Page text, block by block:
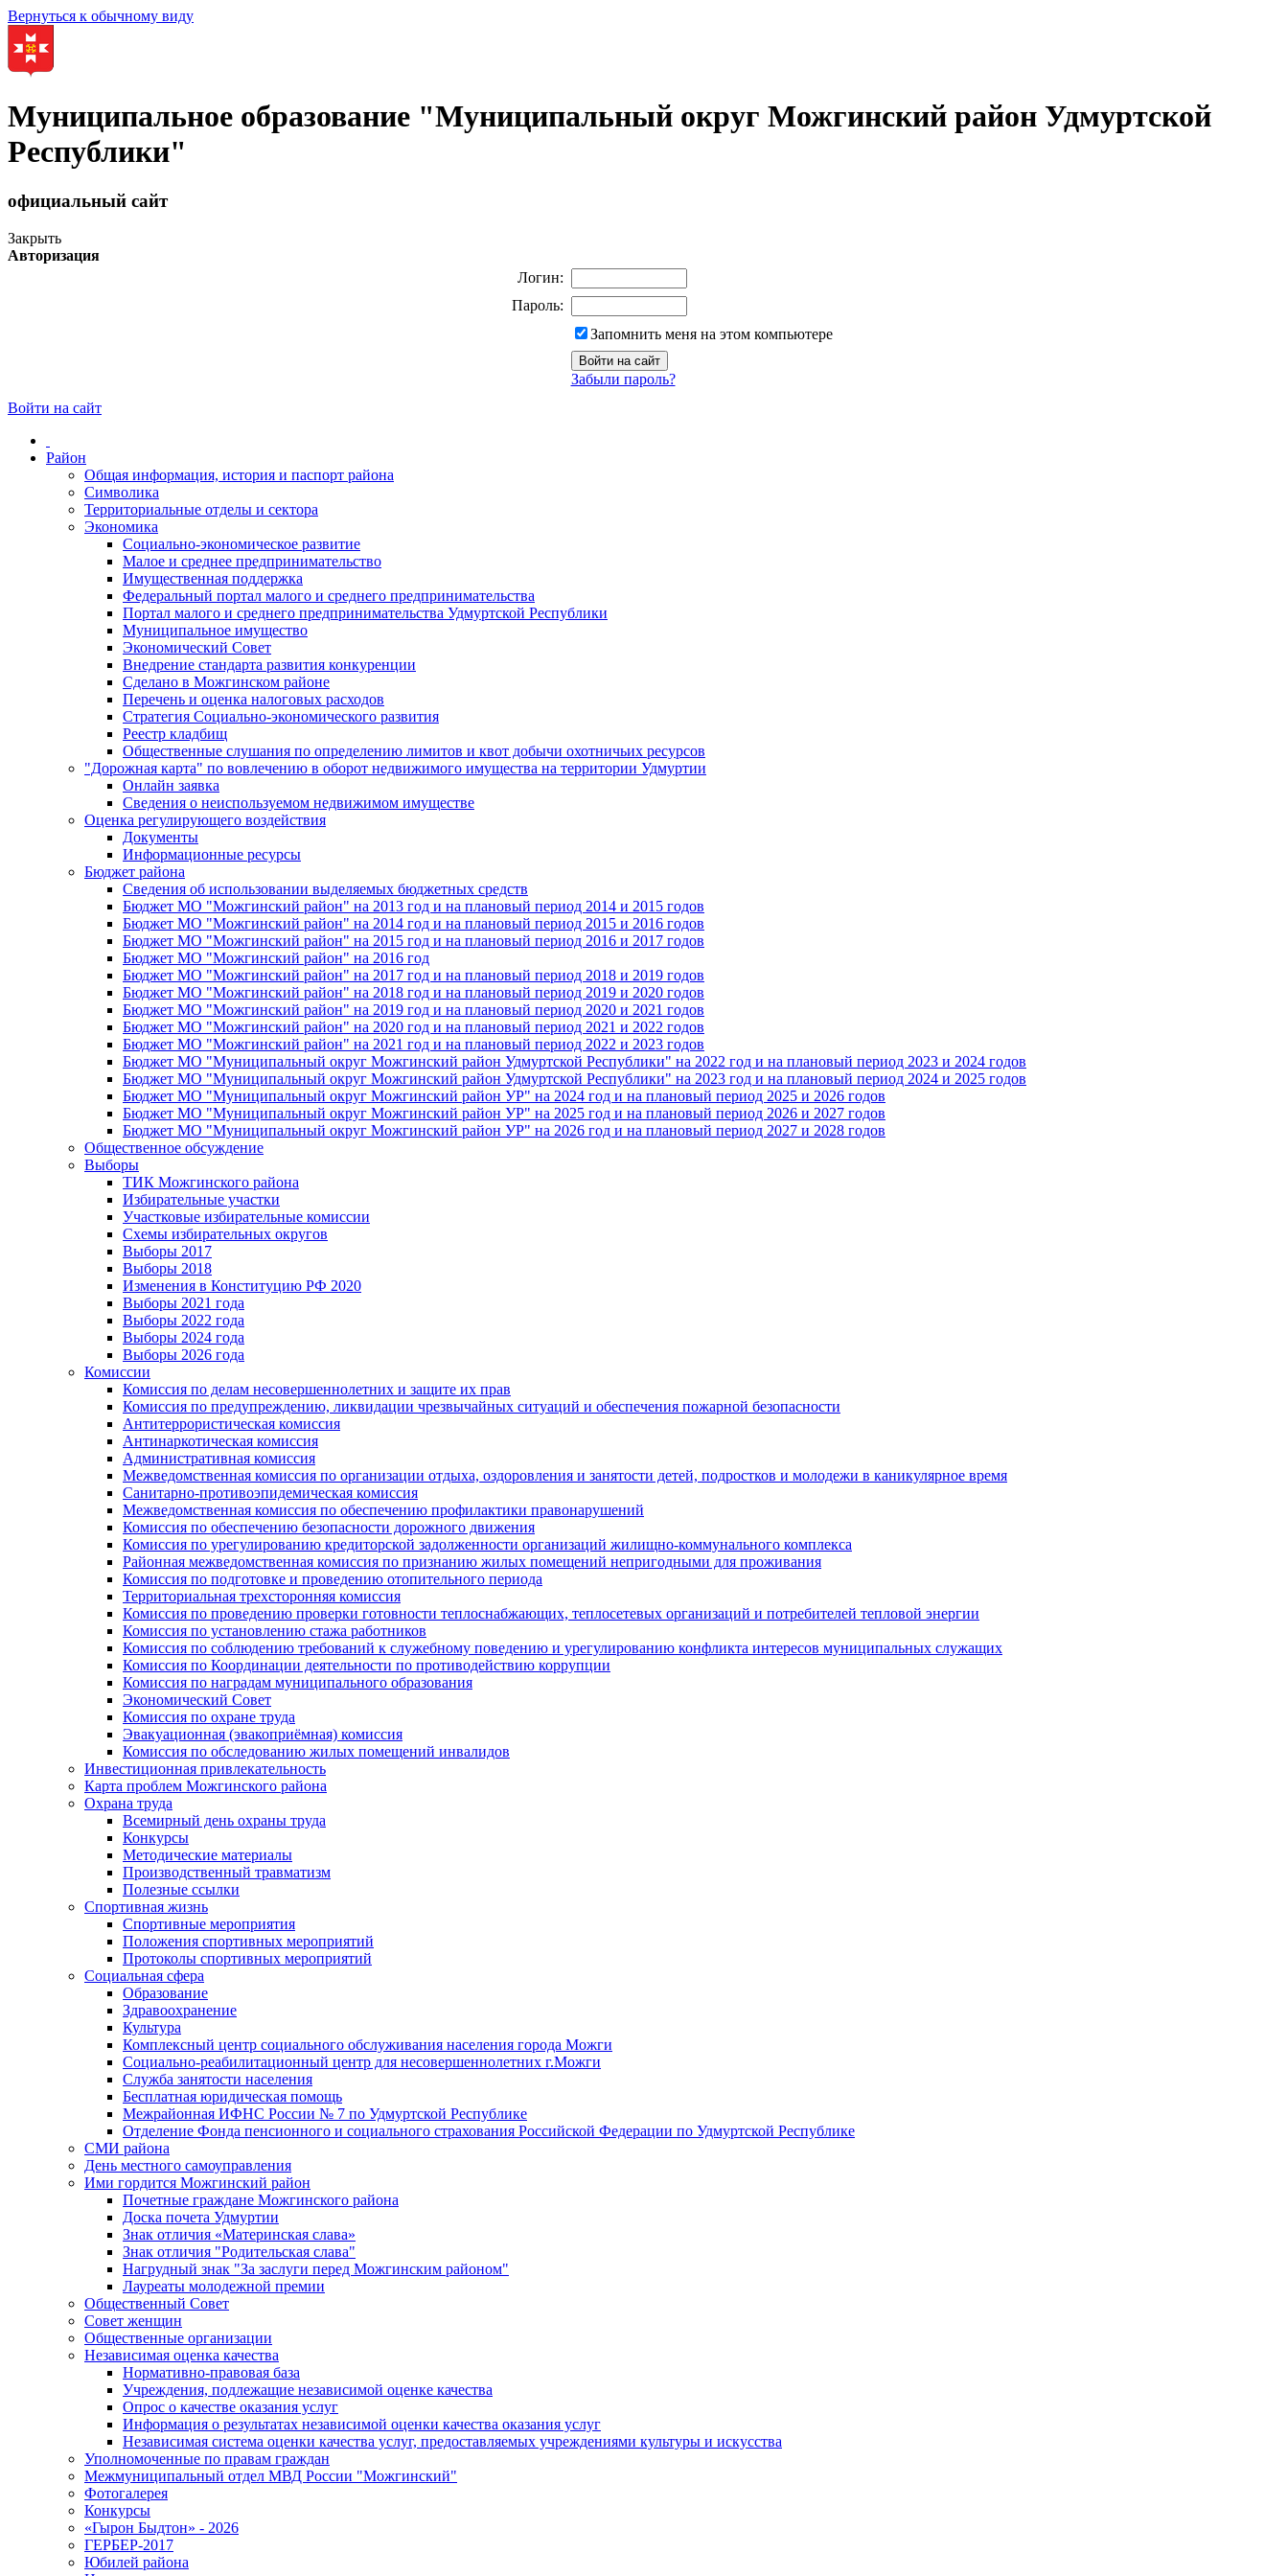
Вернуться к обычному виду
Муниципальное образование "Муниципальный округ Можгинский район Удмуртской
Республики"
официальный сайт
Закрыть
Авторизация
Логин:
Пароль:
Запомнить меня на этом компьютере
Забыли пароль?
Войти на сайт
Район
Общая информация, история и паспорт района
Символика
Территориальные отделы и сектора
Экономика
Социально-экономическое развитие
Малое и среднее предпринимательство
Имущественная поддержка
Федеральный портал малого и среднего предпринимательства
Портал малого и среднего предпринимательства Удмуртской Республики
Муниципальное имущество
Экономический Совет
Внедрение стандарта развития конкуренции
Сделано в Можгинском районе
Перечень и оценка налоговых расходов
Стратегия Социально-экономического развития
Реестр кладбищ
Общественные слушания по определению лимитов и квот добычи охотничьих ресурсов
"Дорожная карта" по вовлечению в оборот недвижимого имущества на территории Удмуртии
Онлайн заявка
Сведения о неиспользуемом недвижимом имуществе
Оценка регулирующего воздействия
Документы
Информационные ресурсы
Бюджет района
Сведения об использовании выделяемых бюджетных средств
Бюджет МО "Можгинский район" на 2013 год и на плановый период 2014 и 2015 годов
Бюджет МО "Можгинский район" на 2014 год и на плановый период 2015 и 2016 годов
Бюджет МО "Можгинский район" на 2015 год и на плановый период 2016 и 2017 годов
Бюджет МО "Можгинский район" на 2016 год
Бюджет МО "Можгинский район" на 2017 год и на плановый период 2018 и 2019 годов
Бюджет МО "Можгинский район" на 2018 год и на плановый период 2019 и 2020 годов
Бюджет МО "Можгинский район" на 2019 год и на плановый период 2020 и 2021 годов
Бюджет МО "Можгинский район" на 2020 год и на плановый период 2021 и 2022 годов
Бюджет МО "Можгинский район" на 2021 год и на плановый период 2022 и 2023 годов
Бюджет МО "Муниципальный округ Можгинский район Удмуртской Республики" на 2022 год и на плановый период 2023 и 2024 годов
Бюджет МО "Муниципальный округ Можгинский район Удмуртской Республики" на 2023 год и на плановый период 2024 и 2025 годов
Бюджет МО "Муниципальный округ Можгинский район УР" на 2024 год и на плановый период 2025 и 2026 годов
Бюджет МО "Муниципальный округ Можгинский район УР" на 2025 год и на плановый период 2026 и 2027 годов
Бюджет МО "Муниципальный округ Можгинский район УР" на 2026 год и на плановый период 2027 и 2028 годов
Общественное обсуждение
Выборы
ТИК Можгинского района
Избирательные участки
Участковые избирательные комиссии
Схемы избирательных округов
Выборы 2017
Выборы 2018
Изменения в Конституцию РФ 2020
Выборы 2021 года
Выборы 2022 года
Выборы 2024 года
Выборы 2026 года
Комиссии
Комиссия по делам несовершеннолетних и защите их прав
Комиссия по предупреждению, ликвидации чрезвычайных ситуаций и обеспечения пожарной безопасности
Антитеррористическая комиссия
Антинаркотическая комиссия
Административная комиссия
Межведомственная комиссия по организации отдыха, оздоровления и занятости детей, подростков и молодежи в каникулярное время
Санитарно-противоэпидемическая комиссия
Межведомственная комиссия по обеспечению профилактики правонарушений
Комиссия по обеспечению безопасности дорожного движения
Комиссия по урегулированию кредиторской задолженности организаций жилищно-коммунального комплекса
Районная межведомственная комиссия по признанию жилых помещений непригодными для проживания
Комиссия по подготовке и проведению отопительного периода
Территориальная трехсторонняя комиссия
Комиссия по проведению проверки готовности теплоснабжающих, теплосетевых организаций и потребителей тепловой энергии
Комиссия по установлению стажа работников
Комиссия по соблюдению требований к служебному поведению и урегулированию конфликта интересов муниципальных служащих
Комиссия по Координации деятельности по противодействию коррупции
Комиссия по наградам муниципального образования
Экономический Совет
Комиссия по охране труда
Эвакуационная (эвакоприёмная) комиссия
Комиссия по обследованию жилых помещений инвалидов
Инвестиционная привлекательность
Карта проблем Можгинского района
Охрана труда
Всемирный день охраны труда
Конкурсы
Методические материалы
Производственный травматизм
Полезные ссылки
Спортивная жизнь
Спортивные мероприятия
Положения спортивных мероприятий
Протоколы спортивных мероприятий
Социальная сфера
Образование
Здравоохранение
Культура
Комплексный центр социального обслуживания населения города Можги
Социально-реабилитационный центр для несовершеннолетних г.Можги
Служба занятости населения
Бесплатная юридическая помощь
Межрайонная ИФНС России № 7 по Удмуртской Республике
Отделение Фонда пенсионного и социального страхования Российской Федерации по Удмуртской Республике
СМИ района
День местного самоуправления
Ими гордится Можгинский район
Почетные граждане Можгинского района
Доска почета Удмуртии
Знак отличия «Материнская слава»
Знак отличия "Родительская слава"
Нагрудный знак "За заслуги перед Можгинским районом"
Лауреаты молодежной премии
Общественный Совет
Совет женщин
Общественные организации
Независимая оценка качества
Нормативно-правовая база
Учреждения, подлежащие независимой оценке качества
Опрос о качестве оказания услуг
Информация о результатах независимой оценки качества оказания услуг
Независимая система оценки качества услуг, предоставляемых учреждениями культуры и искусства
Уполномоченные по правам граждан
Межмуниципальный отдел МВД России "Можгинский"
Фотогалерея
Конкурсы
«Гырон Быдтон» - 2026
ГЕРБЕР-2017
Юбилей района